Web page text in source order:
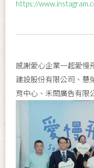
https://
感謝愛心企業一起愛慢
建設股份有限公司、慧
育中心、禾閎廣告有限